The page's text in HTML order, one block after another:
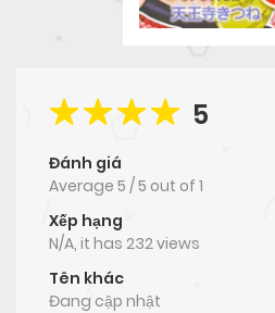
5
Đánh giá
Average 5 /5 out of 1
Xếp hạng
N/A, it has 232 views
Tên khác
Đang cập nhật